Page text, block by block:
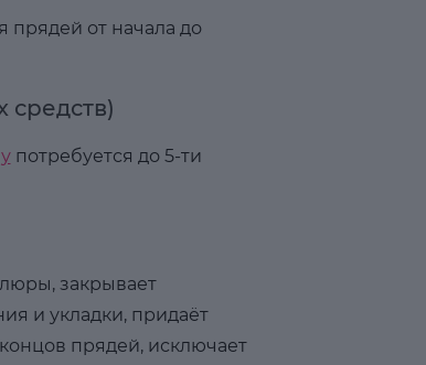
прядей от начала до
потребуется до 5-ти
закрывает
и укладки, придаёт
прядей, исключает